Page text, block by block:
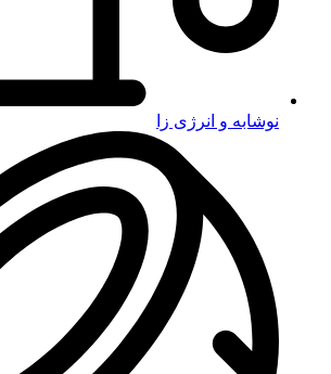
نوشابه و انرژی زا